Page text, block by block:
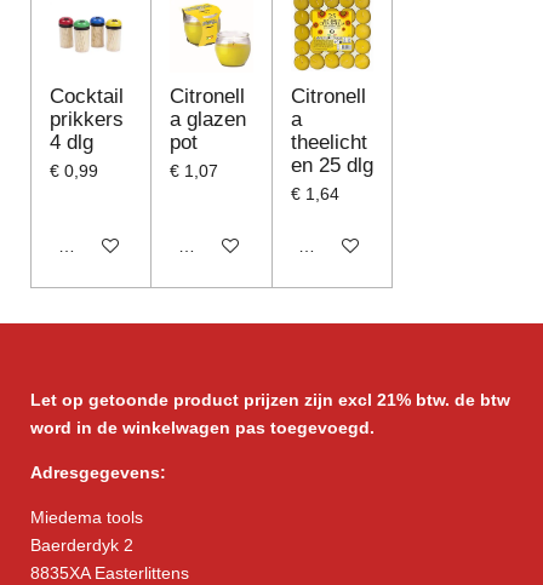
Cocktail
prikkers
4 dlg
€ 0,99
In winkelwagen
Citronell
a glazen
pot
€ 1,07
In winkelwagen
Citronell
a
theelicht
en 25 dlg
€ 1,64
In winkelwagen
Let op getoonde product prijzen zijn excl 21% btw. de btw
word in de winkelwagen pas toegevoegd.
Adresgegevens:
Miedema tools
Baerderdyk 2
8835XA Easterlittens